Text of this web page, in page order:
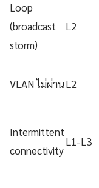
Loop
(broadcast
storm)
L2
VLAN ไม่ผ่านL2
Intermittent
connectivity
L1-L3